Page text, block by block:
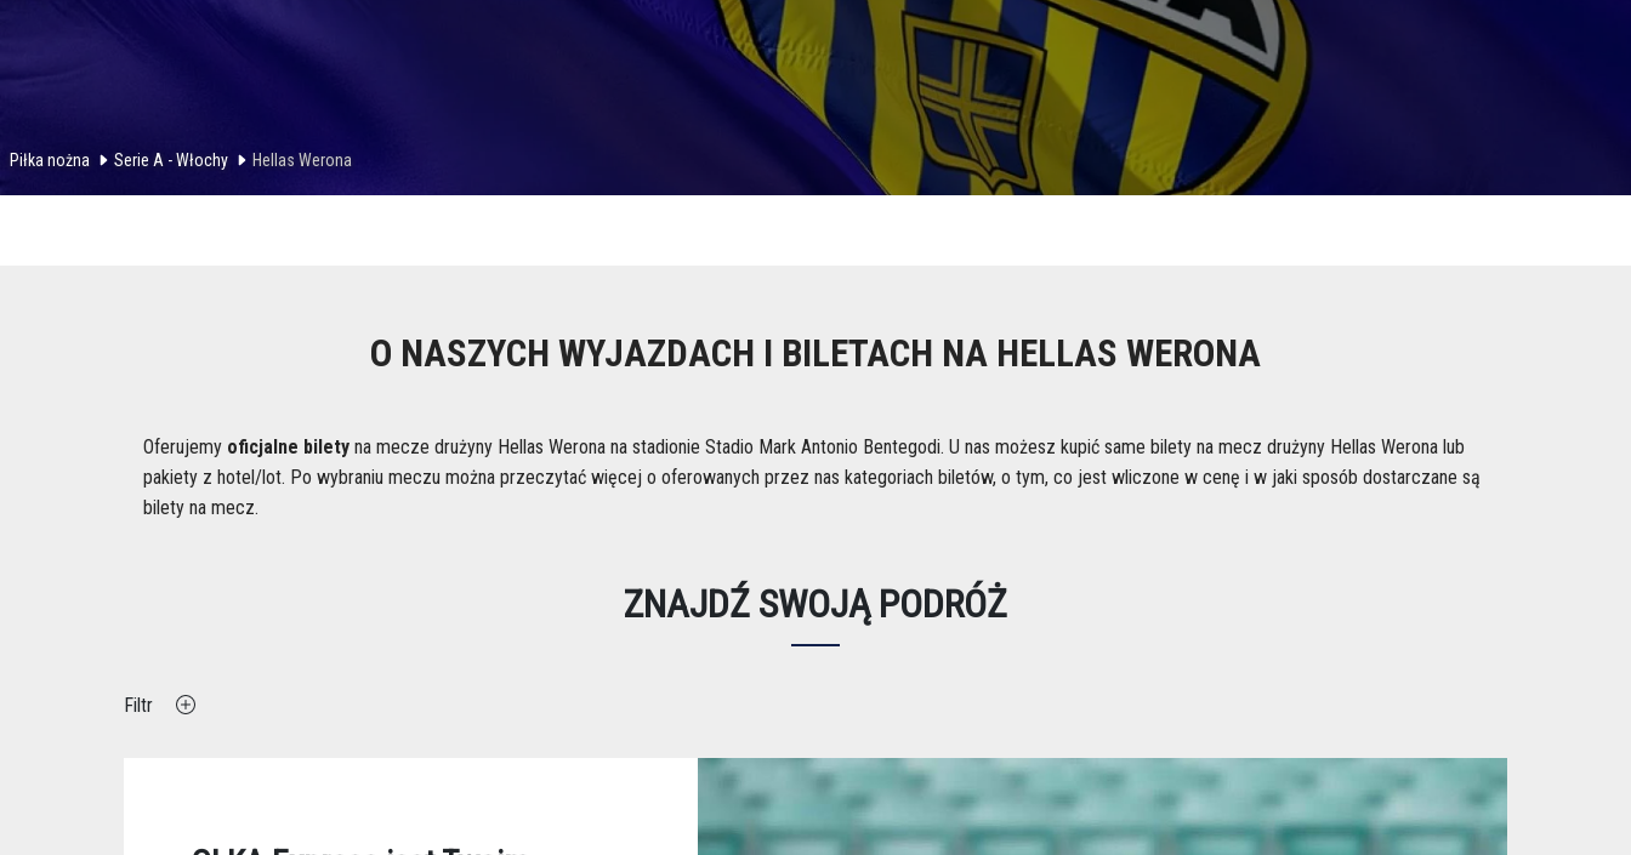
Piłka nożna Serie A - Włochy Hellas Werona
O NASZYCH WYJAZDACH I BILETACH NA HELLAS WERONA
Oferujemy oficjalne bilety na mecze drużyny Hellas Werona na stadionie Stadio Mark Antonio Bentegodi. U nas możesz kupić same bilety na mecz drużyny Hellas Werona lub
pakiety z hotel/lot. Po wybraniu meczu można przeczytać więcej o oferowanych przez nas kategoriach biletów, o tym, co jest wliczone w cenę i w jaki sposób dostarczane są
bilety na mecz.